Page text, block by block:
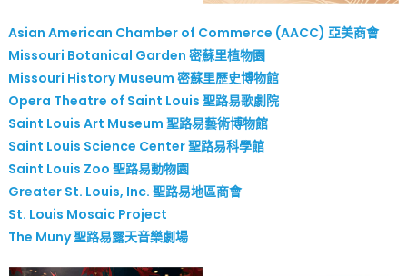
Asian American Chamber of Commerce (AACC) 亞美商會
Missouri Botanical Garden 密蘇里植物園
Missouri History Museum 密蘇里歷史博物館
Opera Theatre of Saint Louis 聖路易歌劇院
Saint Louis Art Museum 聖路易藝術博物館
Saint Louis Science Center 聖路易科學館
Saint Louis Zoo 聖路易動物園
Greater St. Louis, Inc. 聖路易地區商會
St. Louis Mosaic Project
The Muny 聖路易露天音樂劇場